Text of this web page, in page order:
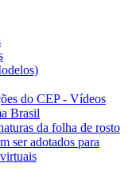
do CEP - Vídeos
Brasil
da folha de rosto
ser adotados para